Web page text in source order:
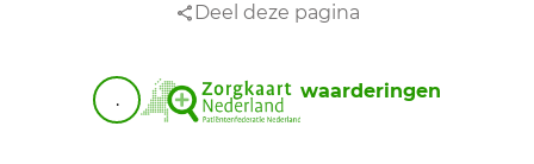
Deel deze pagina
. waarderingen